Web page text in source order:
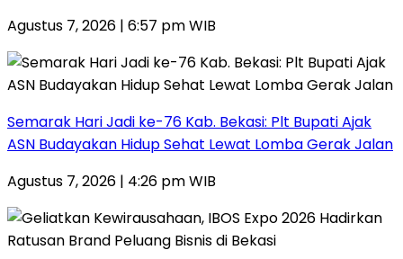
Agustus 7, 2026 | 6:57 pm WIB
‎Semarak Hari Jadi ke-76 Kab. Bekasi: Plt Bupati Ajak
ASN Budayakan Hidup Sehat Lewat Lomba Gerak Jalan
Agustus 7, 2026 | 4:26 pm WIB